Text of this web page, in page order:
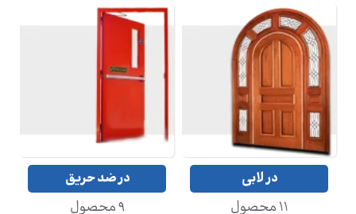
در ضد سرقت
44 محصول
در داخلی
41 محصول